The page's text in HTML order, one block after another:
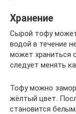
Хранение
Сырой тофу может
водой в течение
может храниться
следует менять
Тофу можно
жёлтый цвет.
становится